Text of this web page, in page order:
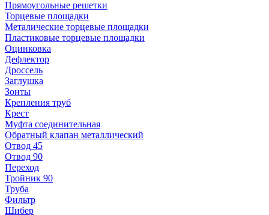
Прямоугольные решетки
Торцевые площадки
Металические торцевые площадки
Пластиковые торцевые площадки
Оцинковка
Дефлектор
Дроссель
Заглушка
Зонты
Крепления труб
Крест
Муфта соединительная
Обратный клапан металлический
Отвод 45
Отвод 90
Переход
Тройник 90
Труба
Фильтр
Шибер